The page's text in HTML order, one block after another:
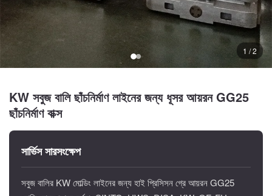
1 / 2
KW সবুজ বালি ছাঁচনির্মাণ লাইনের জন্য ধূসর আয়রন GG25
ছাঁচনির্মাণ বাক্স
সার্ভিস সারসংক্ষেপ
সবুজ বালির KW মোল্ডিং লাইনের জন্য হাই প্রিসিসন গ্রে আয়রন GG25